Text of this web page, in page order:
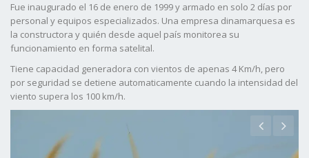
Fue inaugurado el 16 de enero de 1999 y armado en solo 2 días por
personal y equipos especializados. Una empresa dinamarquesa es
la constructora y quién desde aquel país monitorea su
funcionamiento en forma satelital.
Tiene capacidad generadora con vientos de apenas 4 Km/h, pero
por seguridad se detiene automaticamente cuando la intensidad del
viento supera los 100 km/h.